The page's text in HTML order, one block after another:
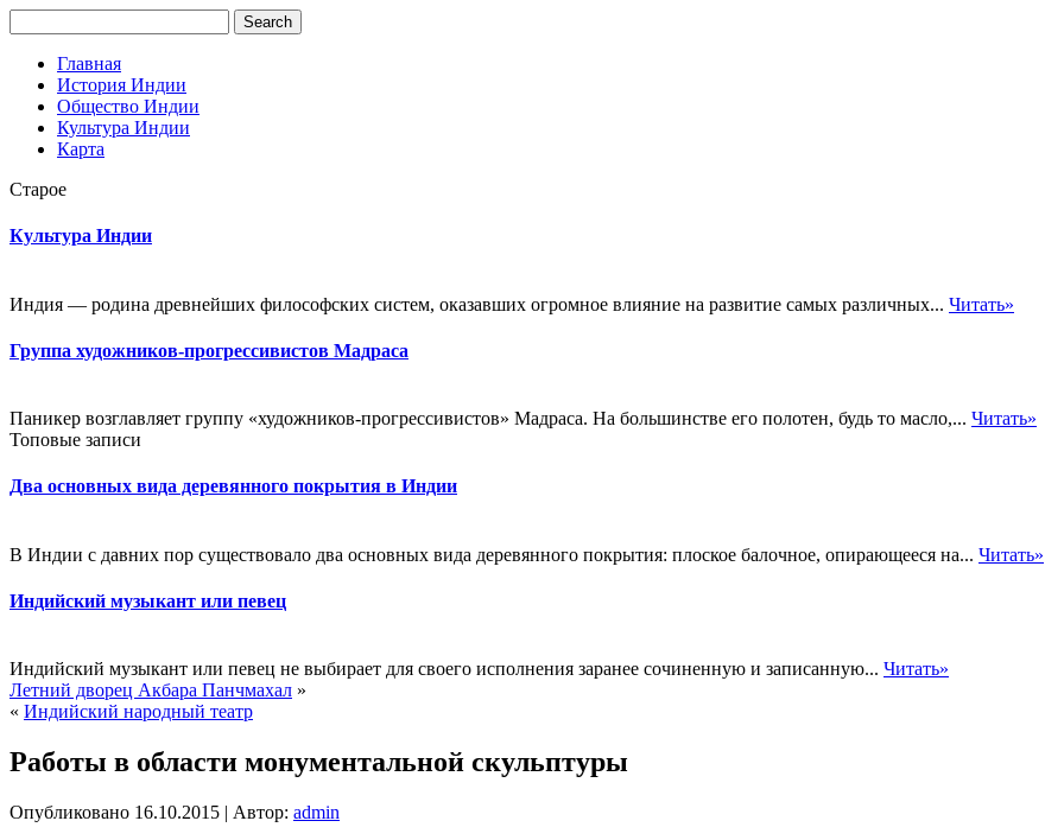
Главная
История Индии
Общество Индии
Культура Индии
Карта
Старое
Культура Индии
Индия — родина древнейших философских систем, оказавших огромное влияние на развитие самых различных... Читать»
Группа художников-прогрессивистов Мадраса
Паникер возглавляет группу «художников-прогрессивистов» Мадраса. На большинстве его полотен, будь то масло,... Читать»
Топовые записи
Два основных вида деревянного покрытия в Индии
В Индии с давних пор существовало два основных вида деревянного покрытия: плоское балочное, опирающееся на... Читать»
Индийский музыкант или певец
Индийский музыкант или певец не выбирает для своего исполнения заранее сочиненную и записанную... Читать»
Летний дворец Акбара Панчмахал »
« Индийский народный театр
Работы в области монументальной скульптуры
Опубликовано 16.10.2015 | Автор: admin